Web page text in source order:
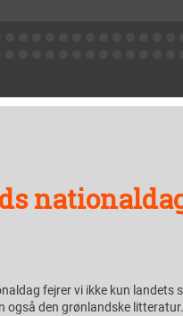
fejrer vi ikke kun landets
også den grønlandske litteratur.